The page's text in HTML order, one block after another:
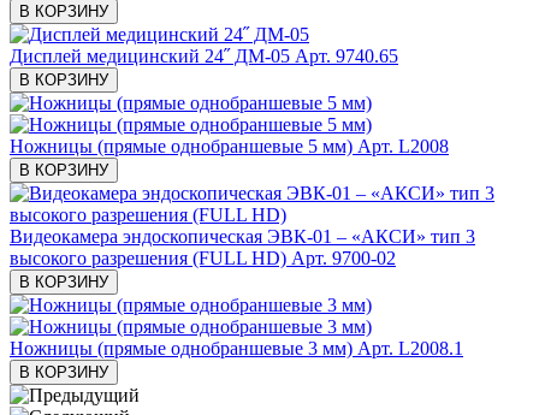
В КОРЗИНУ
Дисплей медицинский 24˝ ДМ-05 Арт. 9740.65
В КОРЗИНУ
Ножницы (прямые однобраншевые 5 мм) Арт. L2008
В КОРЗИНУ
Видеокамера эндоскопическая ЭВК-01 – «АКСИ» тип 3
высокого разрешения (FULL HD) Арт. 9700-02
В КОРЗИНУ
Ножницы (прямые однобраншевые 3 мм) Арт. L2008.1
В КОРЗИНУ